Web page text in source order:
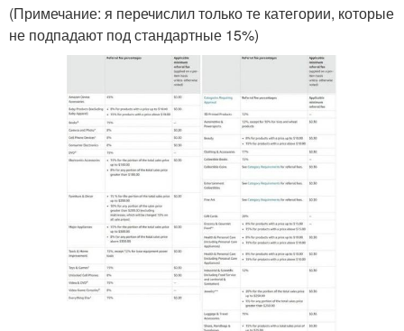
(Примечание: я перечислил только те категории, которые
не подпадают под стандартные 15%)